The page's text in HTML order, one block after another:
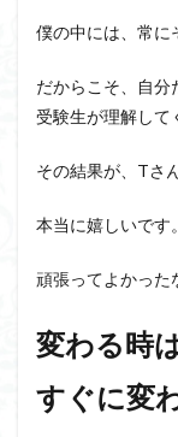
僕の中には、常に
だからこそ、自分
受験生が理解して
その結果が、Tさ
本当に嬉しいです。
頑張ってよかった
変わる時
すぐに変